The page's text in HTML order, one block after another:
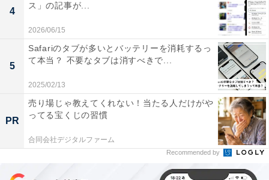
4
ス」の記事が...
2026/06/15
5
Safariのタブが多いとバッテリーを消耗するっ
て本当？ 不要なタブは消すべきで...
2025/02/13
PR
売り場じゃ教えてくれない！当たる人だけがや
ってる宝くじの習慣
合同会社デジタルファーム
Recommended by